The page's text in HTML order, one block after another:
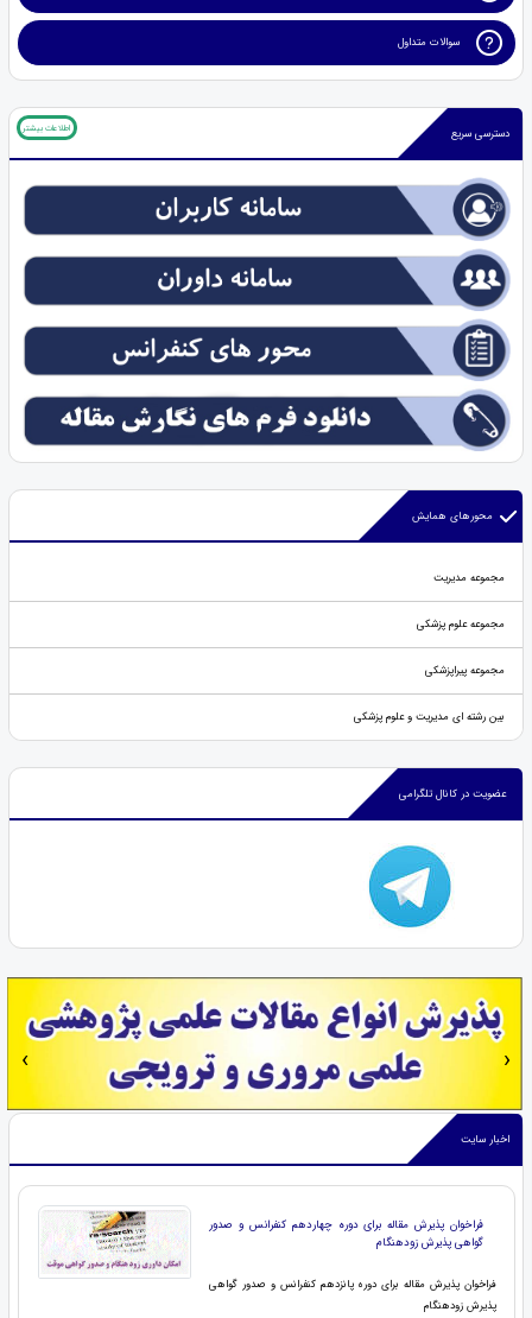
سوالات متداول
دسترسی سریع اطلاعات بیشتر
محورهای همایش
مجموعه مدیریت
مجموعه علوم پزشکی
مجموعه پیراپزشکی
بین رشته ای مدیریت و علوم پزشکی
عضویت در کانال تلگرامی
‹ ›
اخبار سایت
فراخوان پذیرش مقاله برای دوره چهاردهم کنفرانس و صدور
گواهی پذیرش زودهنگام
فراخوان پذیرش مقاله برای دوره پانزدهم کنفرانس و صدور گواهی
پذیرش زودهنگام